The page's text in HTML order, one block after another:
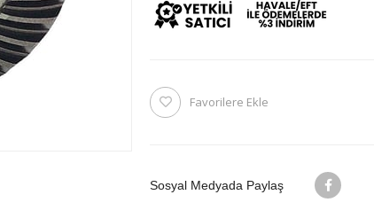
Favorilere Ekle
Sosyal Medyada Paylaş